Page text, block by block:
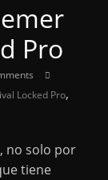
Pro
Locked Pro,
no solo por
tiene